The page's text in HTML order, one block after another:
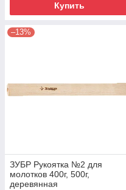
Купить
–13%
ЗУБР Рукоятка №2 для
молотков 400г, 500г,
деревянная